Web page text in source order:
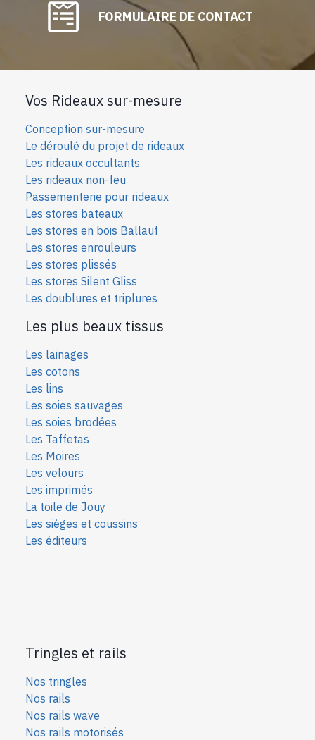
FORMULAIRE DE CONTACT
Vos Rideaux sur-mesure
Conception sur-mesure
Le déroulé du projet de rideaux
Les rideaux occultants
Les rideaux non-feu
Passementerie pour rideaux
Les stores bateaux
Les stores en bois Ballauf
Les stores enrouleurs
Les stores plissés
Les stores Silent Gliss
Les doublures et triplures
Les plus beaux tissus
Les lainages
Les cotons
Les lins
Les soies sauvages
Les soies brodées
Les Taffetas
Les Moires
Les velours
Les imprimés
La toile de Jouy
Les sièges et coussins
Les éditeurs
Tringles et rails
Nos tringles
Nos rails
Nos rails wave
Nos rails motorisés